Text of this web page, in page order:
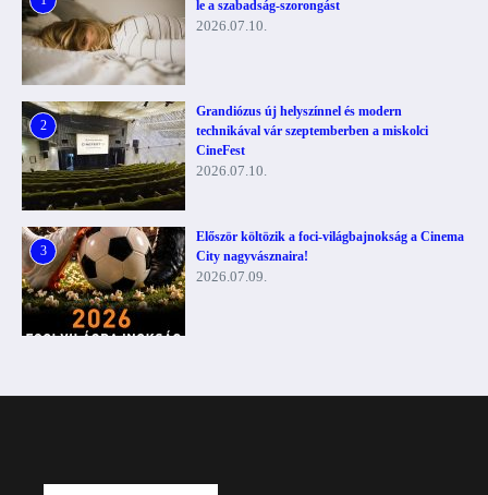
le a szabadság-szorongást
2026.07.10.
2
Grandiózus új helyszínnel és modern
technikával vár szeptemberben a miskolci
CineFest
2026.07.10.
3
Először költözik a foci-világbajnokság a Cinema
City nagyvásznaira!
2026.07.09.